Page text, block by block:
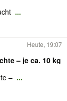
...
Heute, 19:07
– je ca. 10 kg
– ...